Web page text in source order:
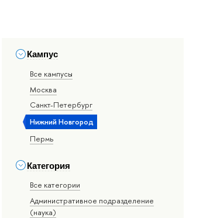
Кампус
Все кампусы
Москва
Санкт-Петербург
Нижний Новгород
Пермь
Категория
Все категории
Административное подразделение
(наука)